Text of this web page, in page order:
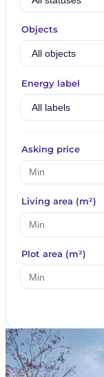
Objects
Energy label
Asking price
Living area (m²)
Plot area (m²)